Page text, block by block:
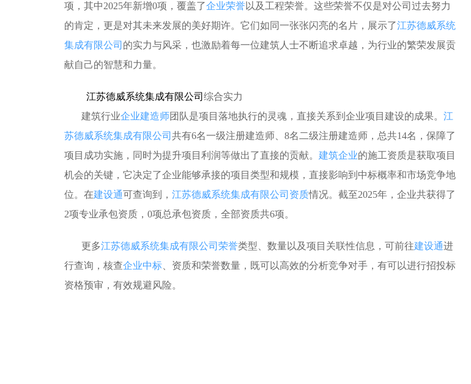
项，其中2025年新增0项，覆盖了企业荣誉以及工程荣誉。这些荣誉不仅是对公司过去努力
的肯定，更是对其未来发展的美好期许。它们如同一张张闪亮的名片，展示了江苏德威系统
集成有限公司 的实力与风采，也激励着每一位建筑人士不断追求卓越，为行业的繁荣发展贡
献自己的智慧和力量。
江苏德威系统集成有限公司 综合实力
建筑行业企业建造师团队是项目落地执行的灵魂，直接关系到企业项目建设的成果。 江
苏德威系统集成有限公司 共有6名一级注册建造师、8名二级注册建造师，总共14名，保障了
项目成功实施，同时为提升项目利润等做出了直接的贡献。 建筑企业的施工资质是获取项目
机会的关键，它决定了企业能够承接的项目类型和规模，直接影响到中标概率和市场竞争地
位。在建设通可查询到， 江苏德威系统集成有限公司资质情况。截至2025年，企业共获得了
2项专业承包资质，0项总承包资质，全部资质共6项。
更多江苏德威系统集成有限公司荣誉类型、数量以及项目关联性信息，可前往建设通进
行查询，核查企业中标 、资质和荣誉数量，既可以高效的分析竞争对手，有可以进行招投标
资格预审，有效规避风险。